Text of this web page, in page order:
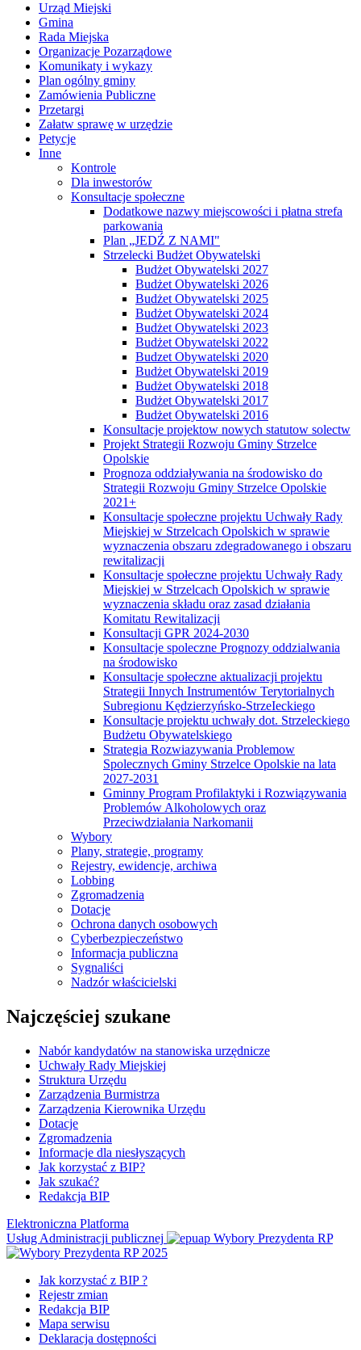
Urząd Miejski
Gmina
Rada Miejska
Organizacje Pozarządowe
Komunikaty i wykazy
Plan ogólny gminy
Zamówienia Publiczne
Przetargi
Załatw sprawę w urzędzie
Petycje
Inne
Kontrole
Dla inwestorów
Konsultacje społeczne
Dodatkowe nazwy miejscowości i płatna strefa
parkowania
Plan „JEDŹ Z NAMI"
Strzelecki Budżet Obywatelski
Budżet Obywatelski 2027
Budżet Obywatelski 2026
Budżet Obywatelski 2025
Budżet Obywatelski 2024
Budżet Obywatelski 2023
Budżet Obywatelski 2022
Budzet Obywatelski 2020
Budżet Obywatelski 2019
Budżet Obywatelski 2018
Budżet Obywatelski 2017
Budżet Obywatelski 2016
Konsultacje projektow nowych statutow solectw
Projekt Strategii Rozwoju Gminy Strzelce
Opolskie
Prognoza oddziaływania na środowisko do
Strategii Rozwoju Gminy Strzelce Opolskie
2021+
Konsultacje społeczne projektu Uchwały Rady
Miejskiej w Strzelcach Opolskich w sprawie
wyznaczenia obszaru zdegradowanego i obszaru
rewitalizacji
Konsultacje społeczne projektu Uchwały Rady
Miejskiej w Strzelcach Opolskich w sprawie
wyznaczenia składu oraz zasad działania
Komitatu Rewitalizacji
Konsultacji GPR 2024-2030
Konsultacje spoleczne Prognozy oddzialwania
na środowisko
Konsultacje społeczne aktualizacji projektu
Strategii Innych Instrumentów Terytorialnych
Subregionu Kędzierzyńsko-StrzeIeckiego
Konsultacje projektu uchwały dot. Strzeleckiego
Budżetu Obywatelskiego
Strategia Rozwiazywania Problemow
Spolecznych Gminy Strzelce Opolskie na lata
2027-2031
Gminny Program Profilaktyki i Rozwiązywania
Problemów Alkoholowych oraz
Przeciwdziałania Narkomanii
Wybory
Plany, strategie, programy
Rejestry, ewidencje, archiwa
Lobbing
Zgromadzenia
Dotacje
Ochrona danych osobowych
Cyberbezpieczeństwo
Informacja publiczna
Sygnaliści
Nadzór właścicielski
Najczęściej szukane
Nabór kandydatów na stanowiska urzędnicze
Uchwały Rady Miejskiej
Struktura Urzędu
Zarządzenia Burmistrza
Zarządzenia Kierownika Urzędu
Dotacje
Zgromadzenia
Informacje dla niesłyszących
Jak korzystać z BIP?
Jak szukać?
Redakcja BIP
Elektroniczna Platforma
Usług Administracji publicznej
Wybory Prezydenta RP
Jak korzystać z BIP ?
Rejestr zmian
Redakcja BIP
Mapa serwisu
Deklaracja dostępności